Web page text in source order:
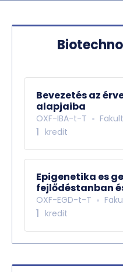
Bevezetés az
alapjaiba
OXF-IBA-t-T
1 kredit
Epigenetika es
fejlődéstanban
OXF-EGD-t-T
1 kredit